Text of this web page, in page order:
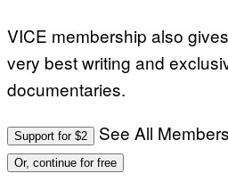
VICE membership also
very best writing and
documentaries.
Support for $2 See All
Or, continue for free